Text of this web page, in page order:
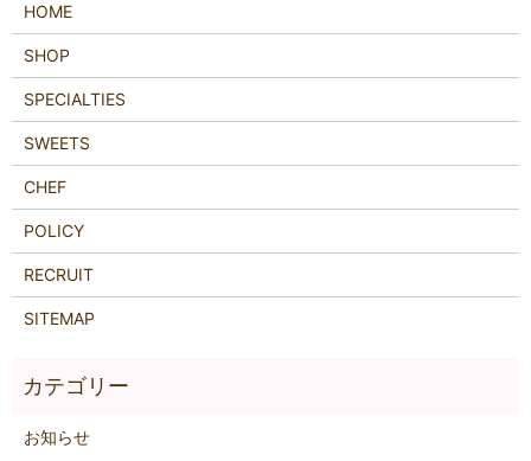
HOME
SHOP
SPECIALTIES
SWEETS
CHEF
POLICY
RECRUIT
SITEMAP
お知らせ